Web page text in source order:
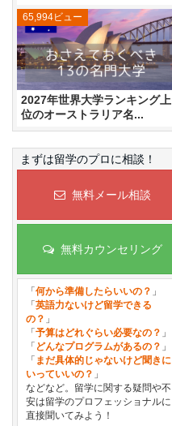
2027年世界大学ランキング上
位のオーストラリア名...
65,994ビュー
まずは留学のプロに相談！
無料メール相談
無料カウンセリング
「 何から準備したらいいの？ 」
「 英語力ないけど留学できる
の？ 」
「 予算はどれぐらい必要なの？ 」
「 どんなプログラムがあるの？ 」
「 まだ具体的じゃないけど聞きに
いっていいの？ 」
などなど。留学に関する疑問や不
安は留学のプロフェッショナルに
直接聞いてみよう！